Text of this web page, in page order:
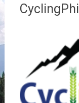
CyclingPhi